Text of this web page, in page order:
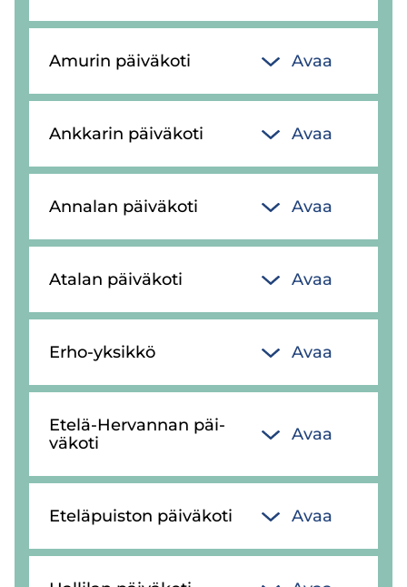
Amu­rin päi­vä­ko­ti Avaa
Ank­ka­rin päi­vä­ko­ti Avaa
An­na­lan päi­vä­ko­ti Avaa
Ata­lan päi­vä­ko­ti Avaa
Erho-​yksikkö Avaa
Etelä-​Hervannan päi­
vä­ko­ti
Avaa
Ete­lä­puis­ton päi­vä­ko­ti Avaa